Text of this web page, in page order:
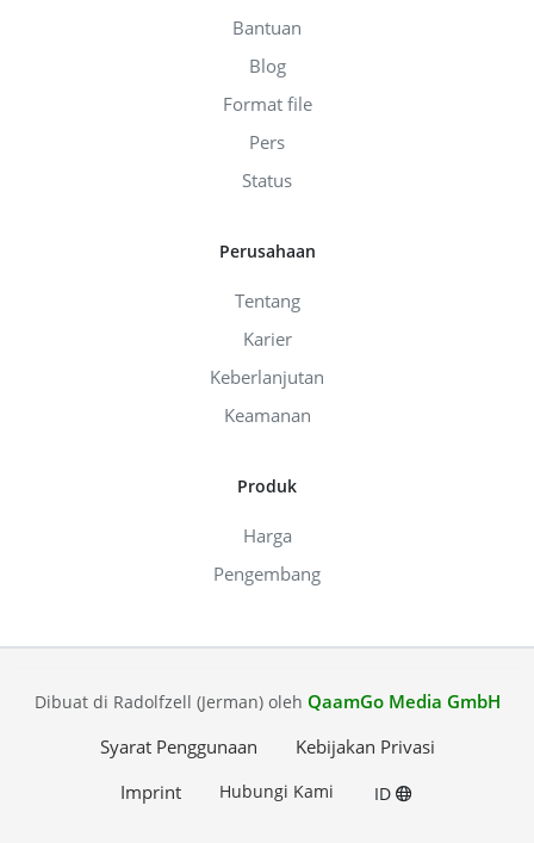
Bantuan
Blog
Format file
Pers
Status
Perusahaan
Tentang
Karier
Keberlanjutan
Keamanan
Produk
Harga
Pengembang
Dibuat di Radolfzell (Jerman) oleh QaamGo Media GmbH
Syarat Penggunaan
Kebijakan Privasi
Imprint
Hubungi Kami ID